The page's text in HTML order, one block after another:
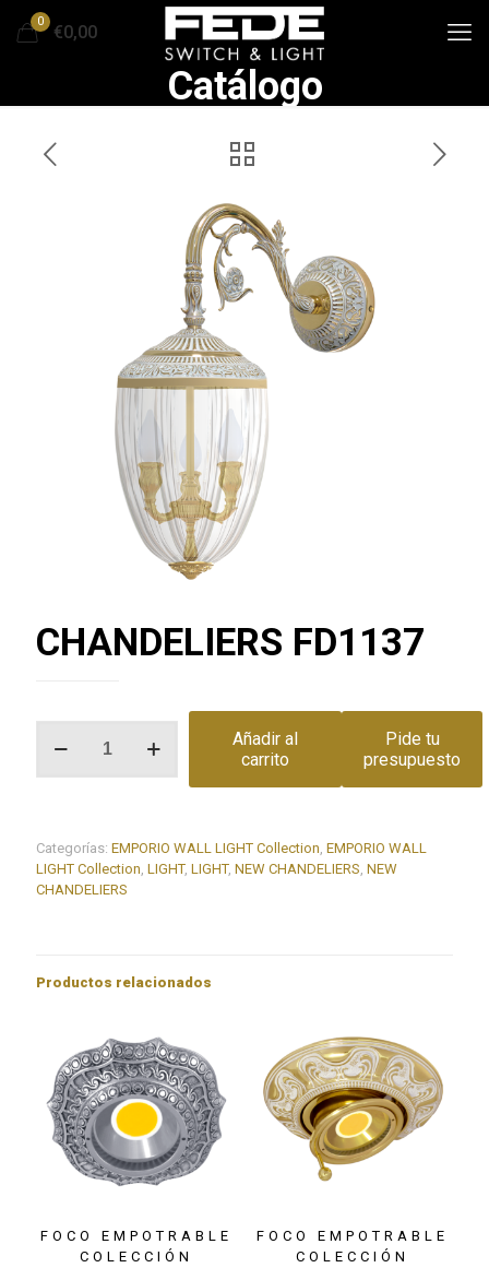
0
€0,00
Catálogo
CHANDELIERS FD1137
FD1137
Añadir al
carrito
Pide tu
presupuesto
Categorías: EMPORIO WALL LIGHT Collection, EMPORIO WALL
LIGHT Collection, LIGHT, LIGHT, NEW CHANDELIERS, NEW
CHANDELIERS
Productos relacionados
FOCO EMPOTRABLE
COLECCIÓN
FOCO EMPOTRABLE
COLECCIÓN